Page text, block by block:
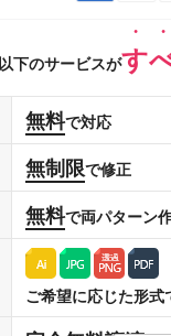
下のサービスがす
無料で対応
無制限で修正
無料で両パターン
ご希望に応じた形式